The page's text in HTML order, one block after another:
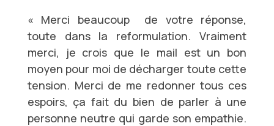
« Merci beaucoup de votre réponse,
toute dans la reformulation. Vraiment
merci, je crois que le mail est un bon
moyen pour moi de décharger toute cette
tension. Merci de me redonner tous ces
espoirs, ça fait du bien de parler à une
personne neutre qui garde son empathie.